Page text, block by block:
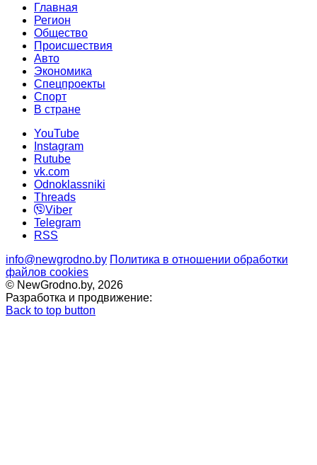
Главная
Регион
Общество
Происшествия
Авто
Экономика
Спецпроекты
Cпорт
В стране
YouTube
Instagram
Rutube
vk.com
Odnoklassniki
Threads
Viber
Telegram
RSS
info@newgrodno.by Политика в отношении обработки
файлов cookies
© NewGrodno.by, 2026
Разработка и продвижение:
Back to top button